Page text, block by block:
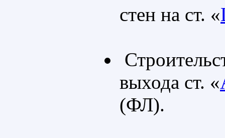
стен на ст. «
выхода ст. «
(ФЛ).